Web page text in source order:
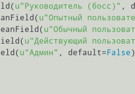
u"Руководитель (босс)" ,
u"Опытный
u"Обычный
u"Действующий
u"Админ" , default= False)